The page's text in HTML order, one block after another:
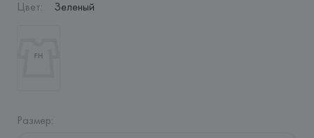
Цвет: Зеленый
Размер: